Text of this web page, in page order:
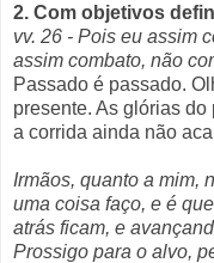
2. Com objetivos
vv. 26 - Pois eu assim
assim combato, não
Passado é passado.
presente. As glórias
a corrida ainda não
Irmãos, quanto a mim,
uma coisa faço, e é
atrás ficam, e
Prossigo para o alvo,